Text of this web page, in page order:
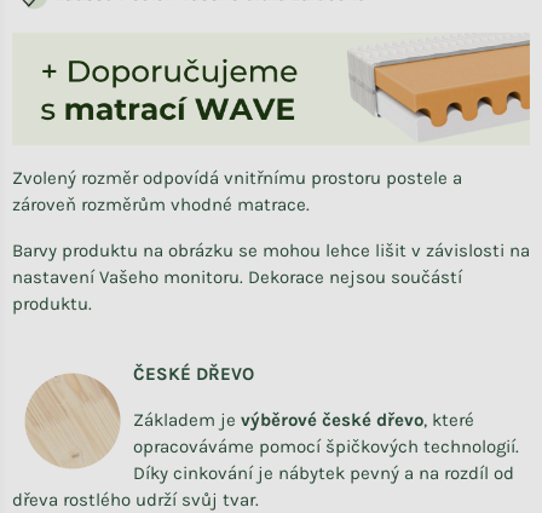
Zvolený rozměr odpovídá vnitřnímu prostoru postele a
zároveň rozměrům vhodné matrace.
Barvy produktu na obrázku se mohou lehce lišit v závislosti na
nastavení Vašeho monitoru. Dekorace nejsou součástí
produktu.
ČESKÉ DŘEVO
Základem je výběrové české dřevo, které
opracováváme pomocí špičkových technologií.
Díky cinkování je nábytek pevný a na rozdíl od
dřeva rostlého udrží svůj tvar.